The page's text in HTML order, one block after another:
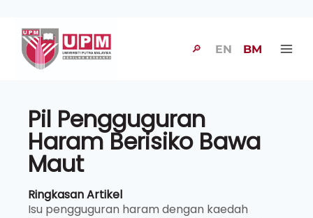
🔎 EN BM
Pil Pengguguran
Haram Berisiko Bawa
Maut
Ringkasan Artikel
Isu pengguguran haram dengan kaedah